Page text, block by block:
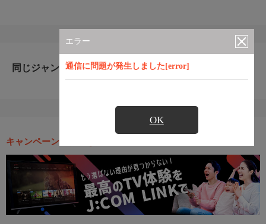
エラー
通信に問題が発生しました[error]
OK
同じジャンルのおすすめ番組
キャンペーン・お得な情報